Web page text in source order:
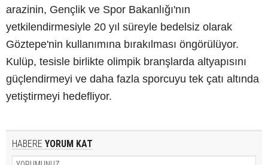
arazinin, Gençlik ve Spor Bakanlığı'nın
yetkilendirmesiyle 20 yıl süreyle bedelsiz olarak
Göztepe'nin kullanımına bırakılması öngörülüyor.
Kulüp, tesisle birlikte olimpik branşlarda altyapısını
güçlendirmeyi ve daha fazla sporcuyu tek çatı altında
yetiştirmeyi hedefliyor.
HABERE YORUM KAT